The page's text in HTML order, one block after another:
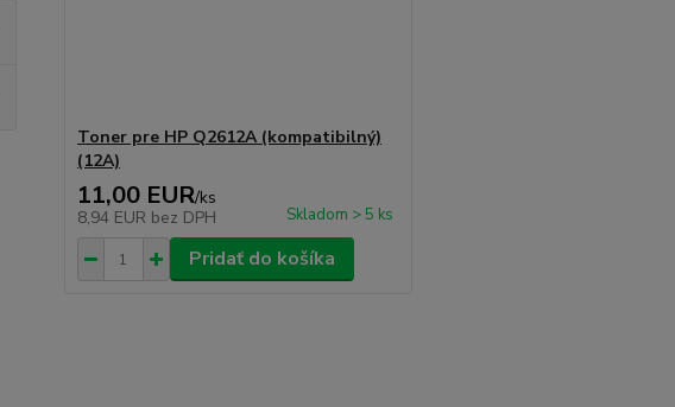
Toner pre HP Q2612A (kompatibilný)
(12A)
11,00 EUR/ks
8,94 EUR bez DPH Skladom > 5 ks
Pridať do košíka